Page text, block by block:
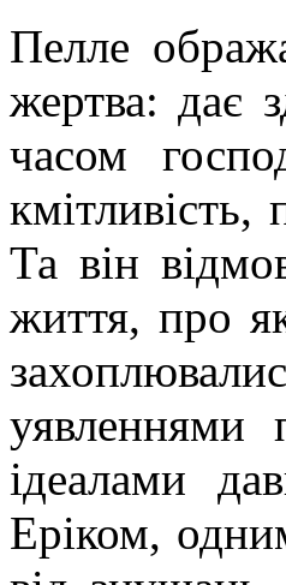
Пелле
жертва: дає
часом
Та він
життя, про
уявленнями
ідеалами
Еріком,